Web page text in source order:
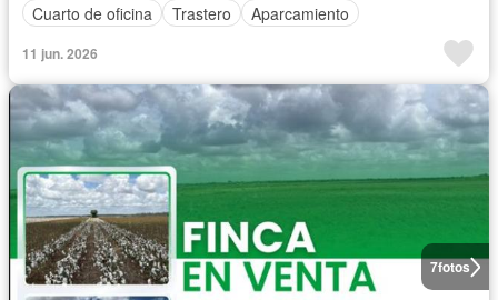
Cuarto de oficina
Trastero Aparcamiento
11 jun. 2026
7fotos